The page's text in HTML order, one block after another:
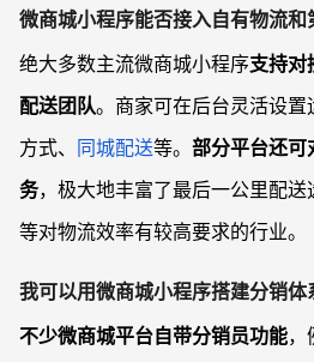
微商城小程序能否接入自有物流和
绝大多数主流微商城小程序支持对
配送团队。商家可在后台灵活设
方式、 同城配送等。 部分平台还可
务，极大地丰富了最后一公里配
等对物流效率有较高要求的行业。
我可以用微商城小程序搭建分销体
不少微商城平台自带分销员功能，